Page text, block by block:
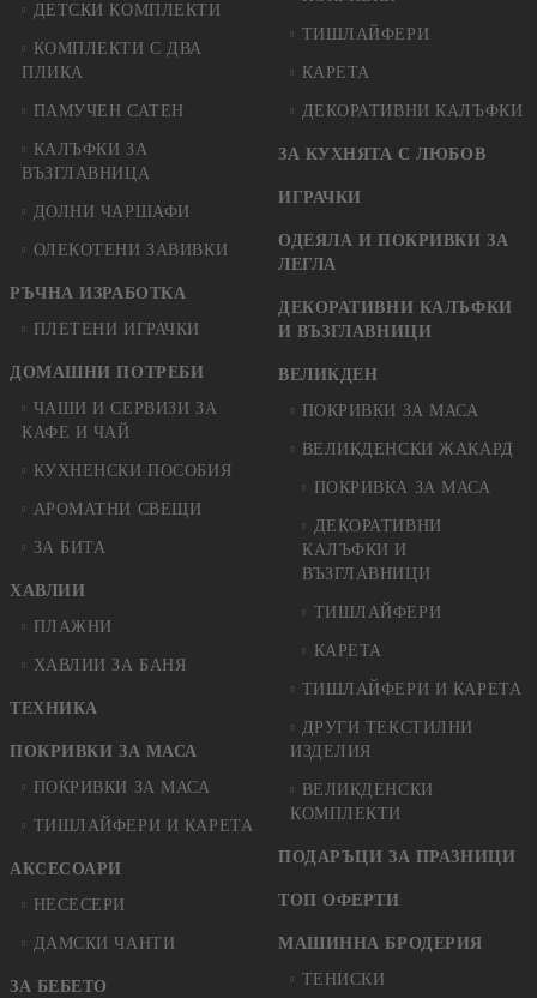
ДЕТСКИ КОМПЛЕКТИ
КОМПЛЕКТИ С ДВА
ПЛИКА
ПАМУЧЕН САТЕН
КАЛЪФКИ ЗА
ВЪЗГЛАВНИЦА
ДОЛНИ ЧАРШАФИ
ОЛЕКОТЕНИ ЗАВИВКИ
РЪЧНА ИЗРАБОТКА
ПЛЕТЕНИ ИГРАЧКИ
ДОМАШНИ ПОТРЕБИ
ЧАШИ И СЕРВИЗИ ЗА
КАФЕ И ЧАЙ
КУХНЕНСКИ ПОСОБИЯ
АРОМАТНИ СВЕЩИ
ЗА БИТА
ХАВЛИИ
ПЛАЖНИ
ХАВЛИИ ЗА БАНЯ
ТЕХНИКА
ПОКРИВКИ ЗА МАСА
ПОКРИВКИ ЗА МАСА
ТИШЛАЙФЕРИ И КАРЕТА
АКСЕСОАРИ
НЕСЕСЕРИ
ДАМСКИ ЧАНТИ
ЗА БЕБЕТО
ТИШЛАЙФЕРИ
КАРЕТА
ДЕКОРАТИВНИ КАЛЪФКИ
ЗА КУХНЯТА С ЛЮБОВ
ИГРАЧКИ
ОДЕЯЛА И ПОКРИВКИ ЗА
ЛЕГЛА
ДЕКОРАТИВНИ КАЛЪФКИ
И ВЪЗГЛАВНИЦИ
ВЕЛИКДЕН
ПОКРИВКИ ЗА МАСА
ВЕЛИКДЕНСКИ ЖАКАРД
ПОКРИВКА ЗА МАСА
ДЕКОРАТИВНИ
КАЛЪФКИ И
ВЪЗГЛАВНИЦИ
ТИШЛАЙФЕРИ
КАРЕТА
ТИШЛАЙФЕРИ И КАРЕТА
ДРУГИ ТЕКСТИЛНИ
ИЗДЕЛИЯ
ВЕЛИКДЕНСКИ
КОМПЛЕКТИ
ПОДАРЪЦИ ЗА ПРАЗНИЦИ
ТОП ОФЕРТИ
МАШИННА БРОДЕРИЯ
ТЕНИСКИ